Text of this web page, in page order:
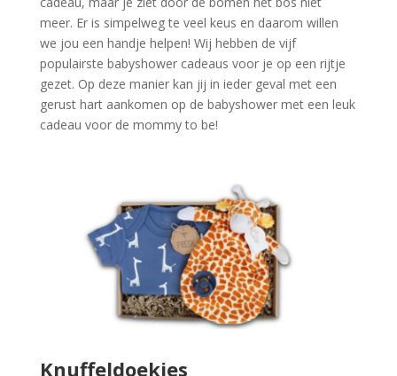
meer. Er is simpelweg te veel keus en daarom willen
we jou een handje helpen! Wij hebben de vijf
populairste babyshower cadeaus voor je op een rijtje
gezet. Op deze manier kan jij in ieder geval met een
gerust hart aankomen op de babyshower met een leuk
cadeau voor de mommy to be!
Knuffeldoekjes